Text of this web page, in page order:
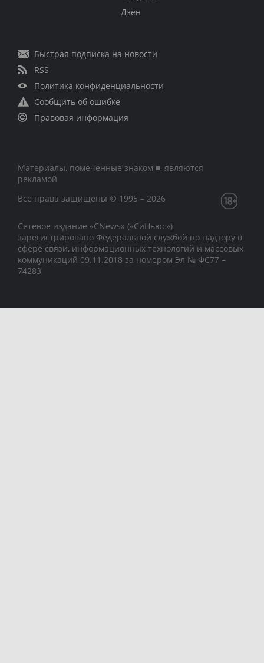
Дзен
Быстрая подписка на новости
RSS
Политика конфиденциальности
Сообщить об ошибке
Правовая информация
Материалы, помеченные знаком ■, являются
рекламой
Все права защищены © 1995 – 2026
Сетевое издание «CNews» («СиНьюс»)
зарегистрировано Федеральной службой по надзору в
сфере связи, информационных технологий и массовых
коммуникаций 09.11.2018 за номером Эл № ФС77 –
74283